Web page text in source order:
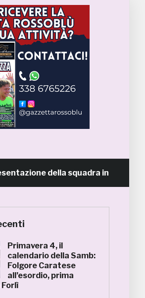
della squadra in piazza Giorgini
Primavera 4, il
calendario della Samb:
Folgore Caratese
all’esordio, prima